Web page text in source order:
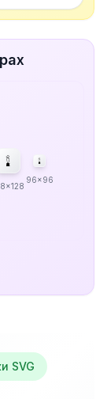
96x96
SVG